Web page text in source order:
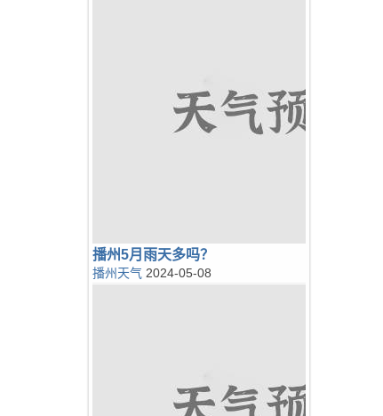
播州5月雨天多吗？
播州天气 2024-05-08